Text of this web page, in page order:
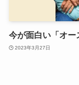
今が面白い「オー
2023年3月27日